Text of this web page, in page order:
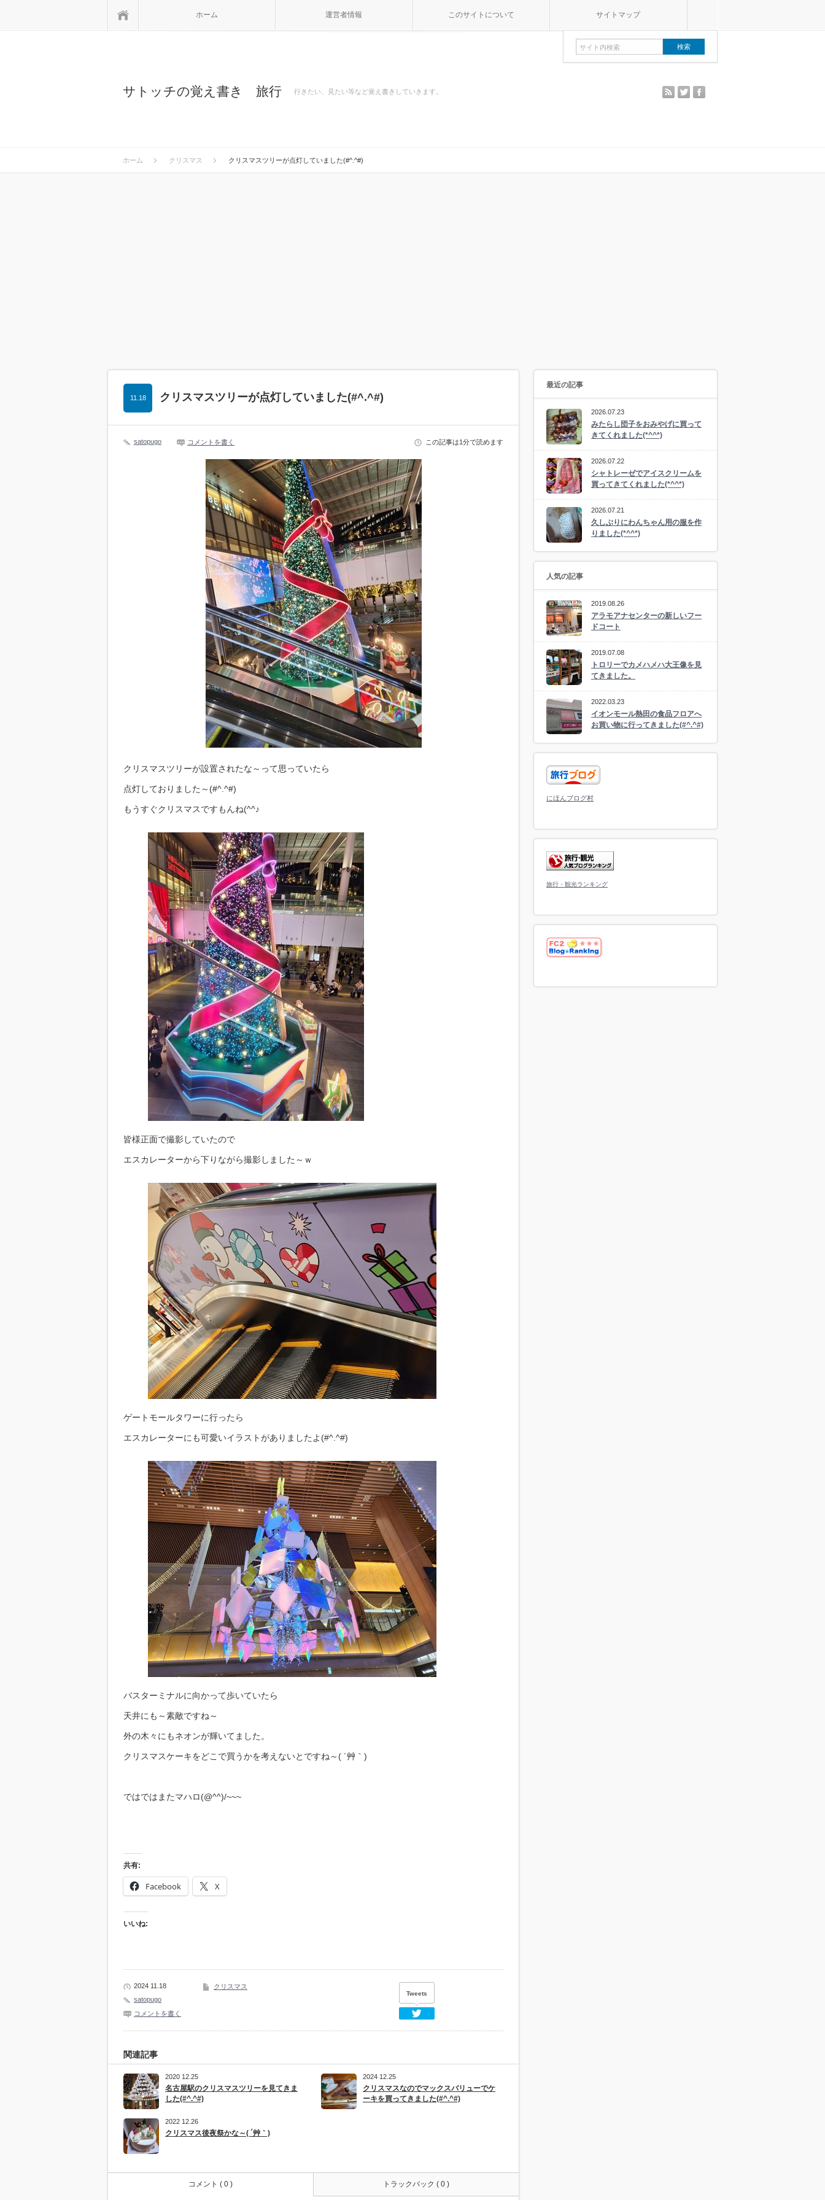
ホーム 運営者情報 このサイトについて サイトマップ
サトッチの覚え書き 旅行 行きたい、見たい等など覚え書きしていきます。 rss twitter
ホーム クリスマス クリスマスツリーが点灯していました(#^.^#)
クリスマスツリーが点灯していました(#^.^#)
11.18
satopugo コメントを書く この記事は1分で読めます
クリスマスツリーが設置されたな～って思っていたら
点灯しておりました～(#^.^#)
もうすぐクリスマスですもんね(^^♪
皆様正面で撮影していたので
エスカレーターから下りながら撮影しました～ｗ
ゲートモールタワーに行ったら
エスカレーターにも可愛いイラストがありましたよ(#^.^#)
バスターミナルに向かって歩いていたら
天井にも～素敵ですね～
外の木々にもネオンが輝いてました。
クリスマスケーキをどこで買うかを考えないとですね～( ´艸｀)
ではではまたマハロ(@^^)/~~~
共有:
Facebook X
いいね:
2024 11.18
satopugo
コメントを書く
クリスマス
Tweets
関連記事
2020 12.25
名古屋駅のクリスマスツリーを見てきま
した(#^.^#)
2024 12.25
クリスマスなのでマックスバリューでケ
ーキを買ってきました(#^.^#)
2022 12.26
クリスマス後夜祭かな～( ´艸｀)
コメント ( 0 ) トラックバック ( 0 )
最近の記事
2026.07.23
みたらし団子をおみやげに買って
きてくれました(*^^*)
2026.07.22
シャトレーゼでアイスクリームを
買ってきてくれました(*^^*)
2026.07.21
久しぶりにわんちゃん用の服を作
りました(*^^*)
人気の記事
2019.08.26
アラモアナセンターの新しいフー
ドコート
2019.07.08
トロリーでカメハメハ大王像を見
てきました。
2022.03.23
イオンモール熱田の食品フロアへ
お買い物に行ってきました(#^.^#)
にほんブログ村
旅行・観光ランキング